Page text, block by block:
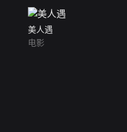
美人遇
电影